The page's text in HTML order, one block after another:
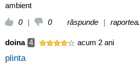
ambient
0
| 0 răspunde |
doina 4 acum 2 ani
plinta